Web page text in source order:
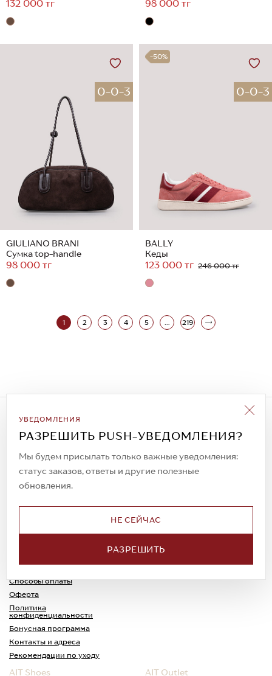
132 000 тг 98 000 тг
0-0-3
GIULIANO BRANI
Сумка top-handle
98 000 тг
-50%
0-0-3
BALLY
Кеды
123 000 тг 246 000 тг
1 2 3 4 5 ... 219
УВЕДОМЛЕНИЯ
РАЗРЕШИТЬ PUSH-УВЕДОМЛЕНИЯ?
Мы будем присылать только важные уведомления:
статус заказов, ответы и другие полезные
обновления.
НЕ СЕЙЧАС
РАЗРЕШИТЬ
Подписаться на рассылку
Всегда будьте в курсе новых акций и
спецпредложений!
© 2023. AIT Shoes
Все права защищены
Доставка
Способы оплаты
Оферта
Политика
конфиденциальности
Обмен и возврат
Каспи-Ред
Бонусная программа
Контакты и адреса
Рекомендации по уходу
AIT Shoes AIT Outlet